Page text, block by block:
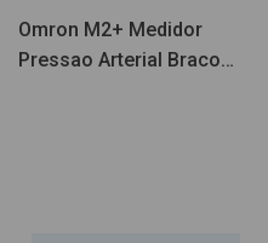
Omron M2+ Medidor
Pressao Arterial Braco